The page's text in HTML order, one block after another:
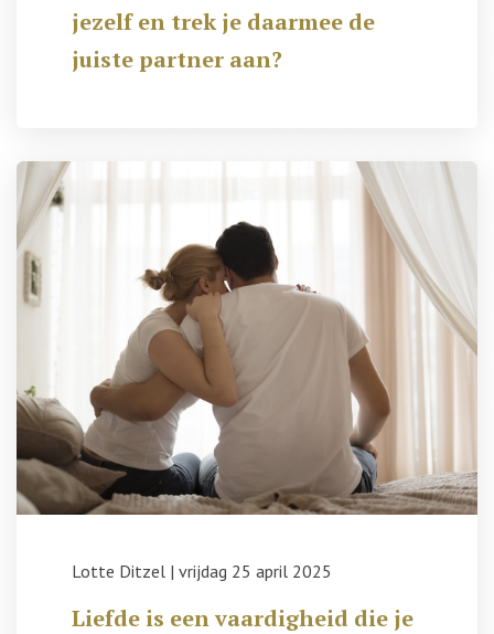
jezelf en trek je daarmee de
juiste partner aan?
Lotte Ditzel | vrijdag 25 april 2025
Liefde is een vaardigheid die je